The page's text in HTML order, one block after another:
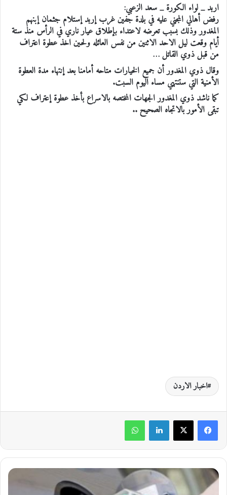
اربد _ لواء الكورة _ سعد الزعبي:
رفض أهالي المجني عليه في بلدة جفين غرب إربد إستلام جثمان إبنهم
المغدور وذلك بسبب تعرضه لاعتداء بإطلاق عيار ناري في الرأس منذ ستة
أيام وقعت ليل الاحد الاثنين من نفس العائله ولحين اخذ عطوة اعتراف
من قبل ذوي القاتل …
وقال ذوي المغدور أن جميع الخيارات متاحه أمامنا بعد إنتهاء مدة العطوة
الأمنية التي ستنتهي مساء اليوم السبت.
كما ناشد ذوي المغدور الجهات المختصه بالاسراع بأخذ عطوة إعتراف لكي
تبقى الأمور بالاتجاه الصحيح ..
اخبار الاردن
ر
ف